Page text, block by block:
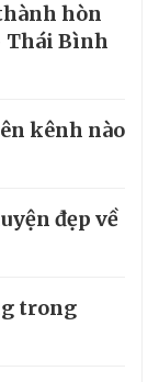
hòn
Thái Bình
kênh nào
đẹp về
trong